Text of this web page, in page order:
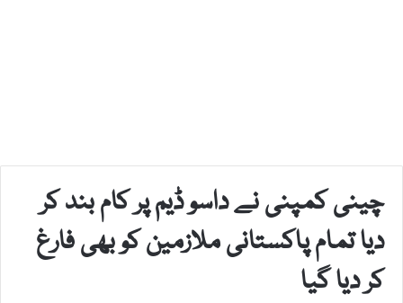
چینی کمپنی نے داسو ڈیم پر کام بند کر
دیا تمام پاکستانی ملازمین کو بھی فارغ
کر دیا گیا